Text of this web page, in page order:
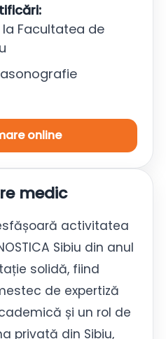
Facultatea de
online
medic
activitatea
Sibiu din anul
solidă, fiind
de expertiză
și un rol de
privată din Sibiu,